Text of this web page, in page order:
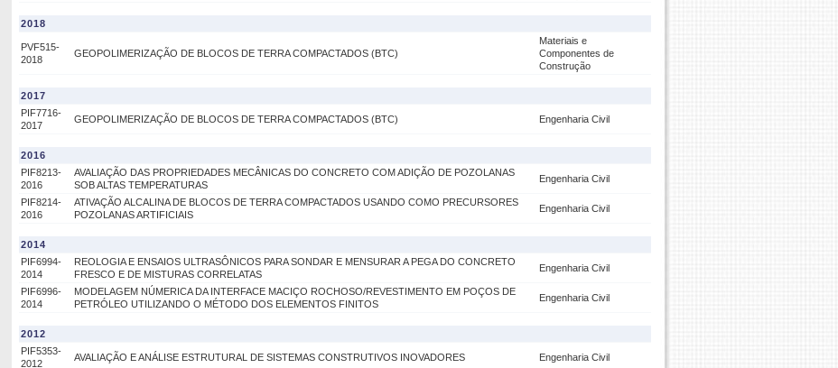
2018
PVF515-
2018
GEOPOLIMERIZAÇÃO DE BLOCOS DE TERRA COMPACTADOS (BTC)
Materiais e
Componentes de
Construção
2017
PIF7716-
2017
GEOPOLIMERIZAÇÃO DE BLOCOS DE TERRA COMPACTADOS (BTC) Engenharia Civil
2016
PIF8213-
2016
AVALIAÇÃO DAS PROPRIEDADES MECÂNICAS DO CONCRETO COM ADIÇÃO DE POZOLANAS
SOB ALTAS TEMPERATURAS
Engenharia Civil
PIF8214-
2016
ATIVAÇÃO ALCALINA DE BLOCOS DE TERRA COMPACTADOS USANDO COMO PRECURSORES
POZOLANAS ARTIFICIAIS
Engenharia Civil
2014
PIF6994-
2014
REOLOGIA E ENSAIOS ULTRASÔNICOS PARA SONDAR E MENSURAR A PEGA DO CONCRETO
FRESCO E DE MISTURAS CORRELATAS
Engenharia Civil
PIF6996-
2014
MODELAGEM NÚMERICA DA INTERFACE MACIÇO ROCHOSO/REVESTIMENTO EM POÇOS DE
PETRÓLEO UTILIZANDO O MÉTODO DOS ELEMENTOS FINITOS
Engenharia Civil
2012
PIF5353-
2012
AVALIAÇÃO E ANÁLISE ESTRUTURAL DE SISTEMAS CONSTRUTIVOS INOVADORES Engenharia Civil